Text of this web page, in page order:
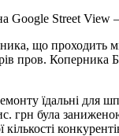
Google Street
що проходить
пров. Коперника
їдальні для
грн була